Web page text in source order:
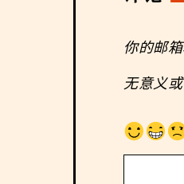
你的邮
无意义